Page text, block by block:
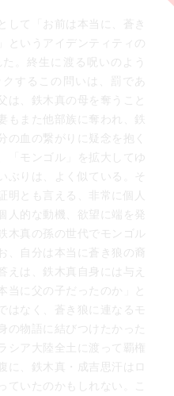
子供がいた
は誰の目にも明らか
度がある
る武勲を立てているジュチ
子のエゲデイを選ぶ成吉思
、総轄者に相応しい器量だ
得するところが面白いのだ
ち…どれほどの口惜しさと
るには近隣国への侵略しか
が皆に配分される
して「お前は本当に、蒼き
というアイデンティティの
。終生に渡る呪いのよう
するこの問いは、罰であ
は、鉄木真の母を奪うこと
もまた他部族に奪われ、鉄
の血の繋がりに疑念を抱く
「モンゴル」を拡大してゆ
ぶりは、よく似ている。そ
明とも言える、非常に個人
人的な動機、欲望に端を発
木真の孫の世代でモンゴル
、自分は本当に蒼き狼の裔
えは、鉄木真自身には与え
当に父の子だったのか」と
はなく、蒼き狼に連なるモ
の物語に結びつけたかった
シア大陸全土に渡って覇権
に、鉄木真・成吉思汗はロ
ていたのかもしれない。こ